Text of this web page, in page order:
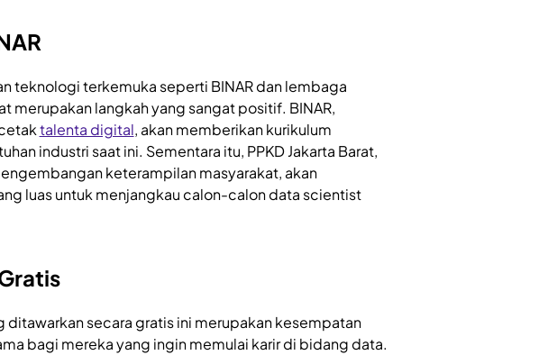
teknologi terkemuka seperti BINAR dan lembaga
merupakan langkah yang sangat positif. BINAR,
talenta digital, akan memberikan kurikulum
industri saat ini. Sementara itu, PPKD Jakarta Barat,
keterampilan masyarakat, akan
luas untuk menjangkau calon-calon data scientist
secara gratis ini merupakan kesempatan
bagi mereka yang ingin memulai karir di bidang data.